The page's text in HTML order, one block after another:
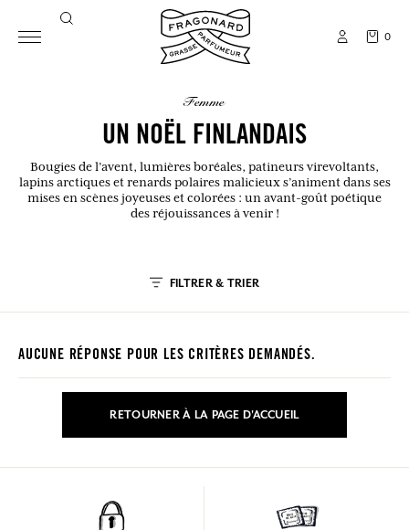
0
femme
UN NOËL FINLANDAIS
Bougies de l’avent, lumières boréales, patineurs virevoltants,
lapins arctiques et renards polaires malicieux s’animent dans ses
mises en scènes joyeuses et colorées : un avant-goût poétique
des réjouissances à venir !
FILTRER & TRIER
AUCUNE RÉPONSE POUR LES CRITÈRES DEMANDÉS.
RETOURNER À LA PAGE D'ACCUEIL